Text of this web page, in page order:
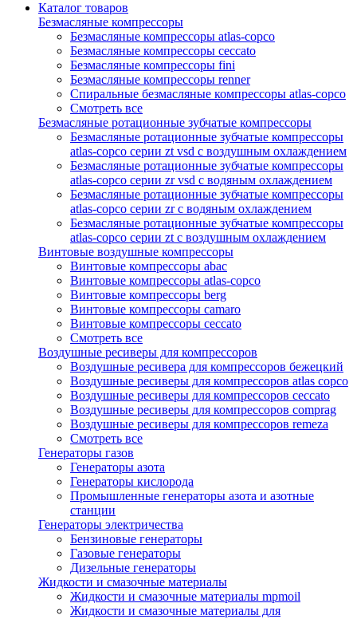
Каталог товаров
Безмасляные компрессоры
Безмасляные компрессоры atlas-copco
Безмасляные компрессоры ceccato
Безмасляные компрессоры fini
Безмасляные компрессоры renner
Спиральные безмасляные компрессоры atlas-copco
Смотреть все
Безмасляные ротационные зубчатые компрессоры
Безмасляные ротационные зубчатые компрессоры
atlas-copco серии zt vsd с воздушным охлаждением
Безмасляные ротационные зубчатые компрессоры
atlas-copco серии zr vsd с водяным охлаждением
Безмасляные ротационные зубчатые компрессоры
atlas-copco серии zr с водяным охлаждением
Безмасляные ротационные зубчатые компрессоры
atlas-copco серии zt с воздушным охлаждением
Винтовые воздушные компрессоры
Винтовые компрессоры abac
Винтовые компрессоры atlas-copco
Винтовые компрессоры berg
Винтовые компрессоры camaro
Винтовые компрессоры ceccato
Смотреть все
Воздушные ресиверы для компрессоров
Воздушные ресивера для компрессоров бежецкий
Воздушные ресиверы для компрессоров atlas copco
Воздушные ресиверы для компрессоров ceccato
Воздушные ресиверы для компрессоров comprag
Воздушные ресиверы для компрессоров remeza
Смотреть все
Генераторы газов
Генераторы азота
Генераторы кислорода
Промышленные генераторы азота и азотные
станции
Генераторы электричества
Бензиновые генераторы
Газовые генераторы
Дизельные генераторы
Жидкости и смазочные материалы
Жидкости и смазочные материалы mpmoil
Жидкости и смазочные материалы для